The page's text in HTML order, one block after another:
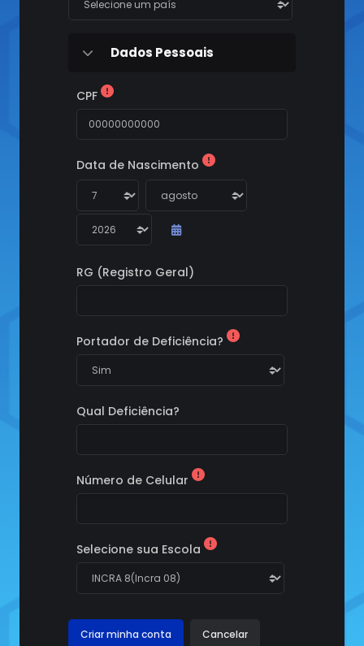
Dados Pessoais
Dados Pessoais
CPF
Data de Nascimento
Data de Nascimento
Dia Mês
Ano
RG (Registro Geral)
Portador de Deficiência?
Qual Deficiência?
Número de Celular
Selecione sua Escola